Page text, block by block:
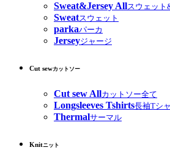
Sweat&Jersey Allスウェット
Sweatスウェット
parkaパーカ
Jerseyジャージ
Cut sewカットソー
Cut sew Allカットソー全て
Longsleeves Tshirts長袖Tシ
Thermalサーマル
Knitニット